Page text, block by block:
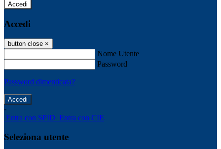
Accedi
Accedi
button close ×
Nome Utente
Password
Password dimenticata?
-
Entra con SPID Entra con CIE
Seleziona utente